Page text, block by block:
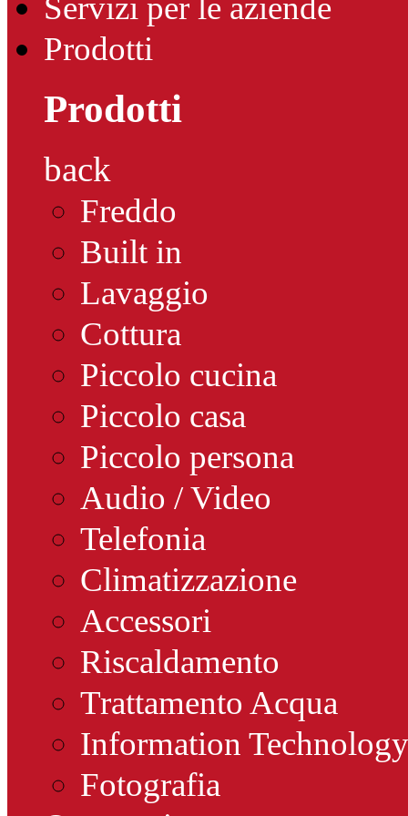
Prodotti
Prodotti
back
Freddo
Built in
Lavaggio
Cottura
Piccolo cucina
Piccolo casa
Piccolo persona
Audio / Video
Telefonia
Climatizzazione
Accessori
Riscaldamento
Trattamento Acqua
Information Technology
Fotografia